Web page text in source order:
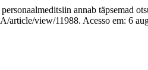
annab täpsemad
article/view/11988. Acesso em: 6